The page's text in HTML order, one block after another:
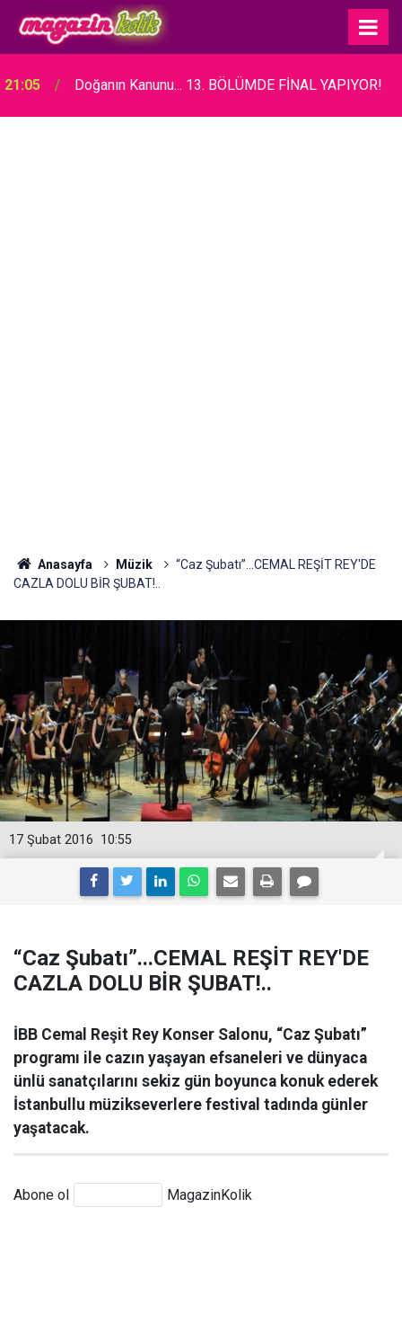
21:05 Doğanın Kanunu... 13. BÖLÜMDE FİNAL YAPIYOR!
Anasayfa Müzik
“Caz Şubatı”...CEMAL REŞİT REY'DE
CAZLA DOLU BİR ŞUBAT!..
10:55
17 Şubat 2016
“Caz Şubatı”...CEMAL REŞİT REY'DE
CAZLA DOLU BİR ŞUBAT!..
İBB Cemal Reşit Rey Konser Salonu, “Caz Şubatı”
programı ile cazın yaşayan efsaneleri ve dünyaca
ünlü sanatçılarını sekiz gün boyunca konuk ederek
İstanbullu müzikseverlere festival tadında günler
yaşatacak.
Abone ol MagazinKolik